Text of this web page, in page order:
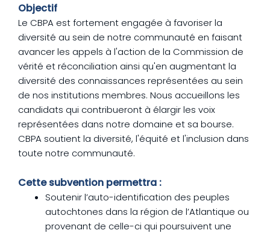
Objectif
Le CBPA est fortement engagée à favoriser la
diversité au sein de notre communauté en faisant
avancer les appels à l'action de la Commission de
vérité et réconciliation ainsi qu'en augmentant la
diversité des connaissances représentées au sein
de nos institutions membres. Nous accueillons les
candidats qui contribueront à élargir les voix
représentées dans notre domaine et sa bourse.
CBPA soutient la diversité, l'équité et l'inclusion dans
toute notre communauté.
Cette subvention permettra :
Soutenir l’auto-identification des peuples
autochtones dans la région de l’Atlantique ou
provenant de celle-ci qui poursuivent une